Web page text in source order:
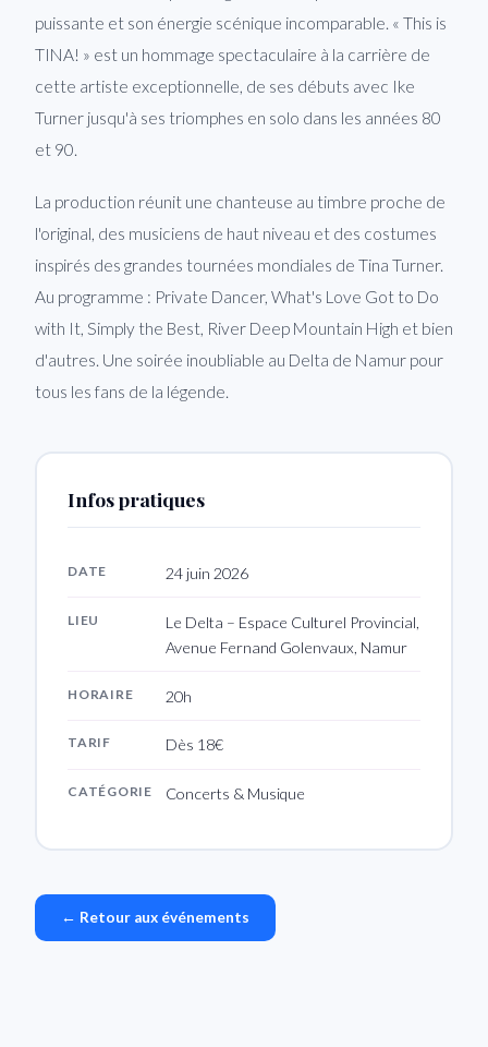
puissante et son énergie scénique incomparable. « This is
TINA! » est un hommage spectaculaire à la carrière de
cette artiste exceptionnelle, de ses débuts avec Ike
Turner jusqu'à ses triomphes en solo dans les années 80
et 90.
La production réunit une chanteuse au timbre proche de
l'original, des musiciens de haut niveau et des costumes
inspirés des grandes tournées mondiales de Tina Turner.
Au programme : Private Dancer, What's Love Got to Do
with It, Simply the Best, River Deep Mountain High et bien
d'autres. Une soirée inoubliable au Delta de Namur pour
tous les fans de la légende.
Infos pratiques
DATE 24 juin 2026
LIEU
Le Delta – Espace Culturel Provincial,
Avenue Fernand Golenvaux, Namur
HORAIRE 20h
TARIF Dès 18€
CATÉGORIE Concerts & Musique
← Retour aux événements